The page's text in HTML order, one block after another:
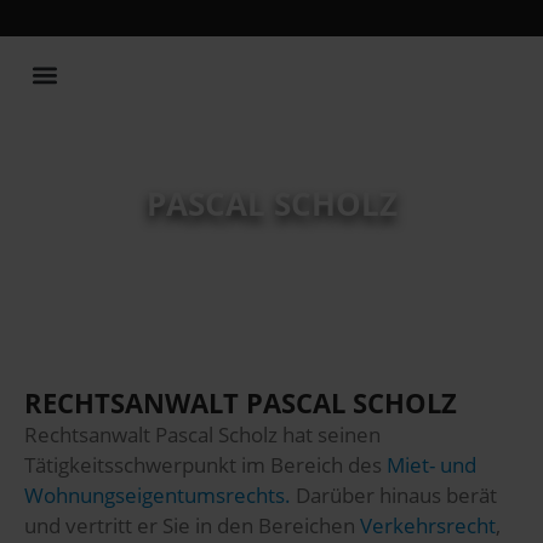
PASCAL SCHOLZ
RECHTSANWALT PASCAL SCHOLZ
Rechtsanwalt Pascal Scholz hat seinen
Tätigkeitsschwerpunkt im Bereich des Miet- und
Wohnungseigentumsrechts. Darüber hinaus berät
und vertritt er Sie in den Bereichen Verkehrsrecht,